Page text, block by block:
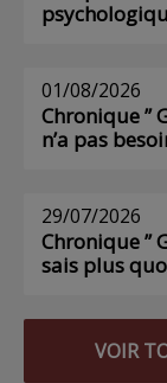
01/08/2026
Chronique ”
n’a pas
29/07/2026
Chronique ”
sais plus
VOIR